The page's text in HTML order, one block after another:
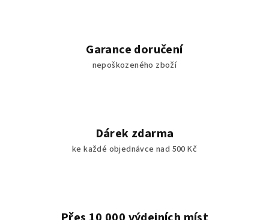
Garance doručení
nepoškozeného zboží
Dárek zdarma
ke každé objednávce nad 500 Kč